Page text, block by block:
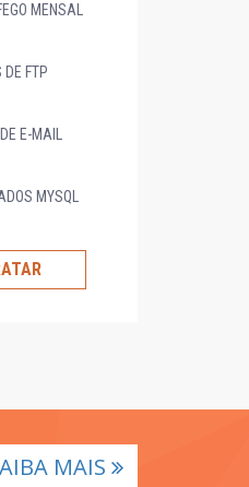
MENSAL
DE FTP
E-MAIL
MYSQL
MAIS